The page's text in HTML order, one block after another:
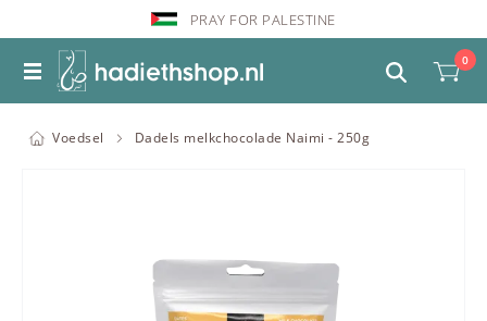
PRAY FOR PALESTINE
0
Voedsel Dadels melkchocolade Naimi - 250g